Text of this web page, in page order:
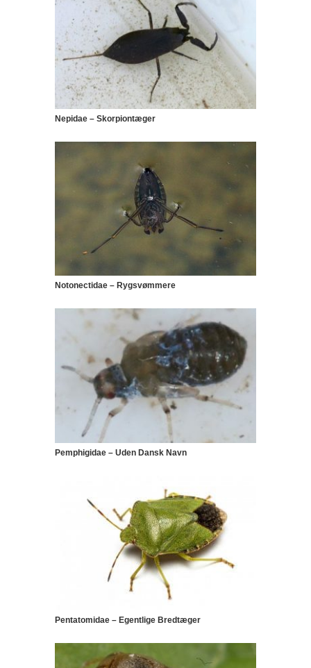
Nepidae – Skorpiontæger
Notonectidae – Rygsvømmere
Pemphigidae – Uden Dansk Navn
Pentatomidae – Egentlige Bredtæger